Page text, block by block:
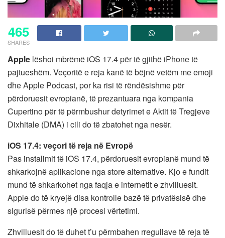
465
SHARES
Apple lëshoi ​​mbrëmë iOS 17.4 për të gjithë iPhone të
pajtueshëm. Veçoritë e reja kanë të bëjnë vetëm me emoji
dhe Apple Podcast, por ka risi të rëndësishme për
përdoruesit evropianë, të prezantuara nga kompania
Cupertino për të përmbushur detyrimet e Aktit të Tregjeve
Dixhitale (DMA) i cili do të zbatohet nga nesër.
iOS 17.4: veçori të reja në Evropë
Pas instalimit të iOS 17.4, përdoruesit evropianë mund të
shkarkojnë aplikacione nga store alternative. Kjo e fundit
mund të shkarkohet nga faqja e internetit e zhvilluesit.
Apple do të kryejë disa kontrolle bazë të privatësisë dhe
sigurisë përmes një procesi vërtetimi.
Zhvilluesit do të duhet t’u përmbahen rregullave të reja të